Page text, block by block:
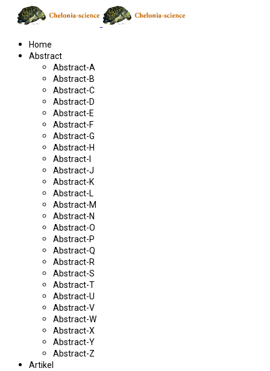
Home
Abstract
Abstract-A
Abstract-B
Abstract-C
Abstract-D
Abstract-E
Abstract-F
Abstract-G
Abstract-H
Abstract-I
Abstract-J
Abstract-K
Abstract-L
Abstract-M
Abstract-N
Abstract-O
Abstract-P
Abstract-Q
Abstract-R
Abstract-S
Abstract-T
Abstract-U
Abstract-V
Abstract-W
Abstract-X
Abstract-Y
Abstract-Z
Artikel